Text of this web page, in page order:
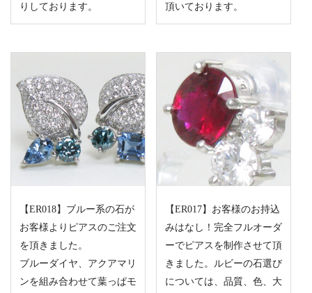
りしております。
頂いております。
【ER018】ブルー系の石が
お客様よりピアスのご注文
を頂きました。
ブルーダイヤ、アクアマリ
ンを組み合わせて葉っぱモ
【ER017】お客様のお持込
みはなし！完全フルオーダ
ーでピアスを制作させて頂
きました。ルビーの石選び
については、品質、色、大